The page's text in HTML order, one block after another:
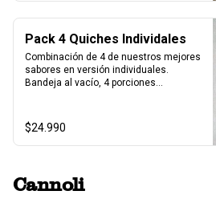
100grs de queso parmesano rallado.
Pack 4 Quiches Individales
Combinación de 4 de nuestros mejores
sabores en versión individuales.
Bandeja al vacío, 4 porciones
$24.990
Cannoli